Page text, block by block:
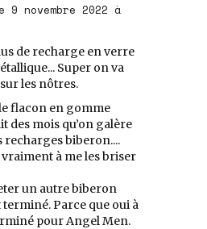
9 novembre 2022 à
de recharge en verre
Super on va
les nôtres.
flacon en gomme
des mois qu’on galère
biberon....
à me les briser
un autre biberon
terminé. Parce que oui à
pour Angel Men.